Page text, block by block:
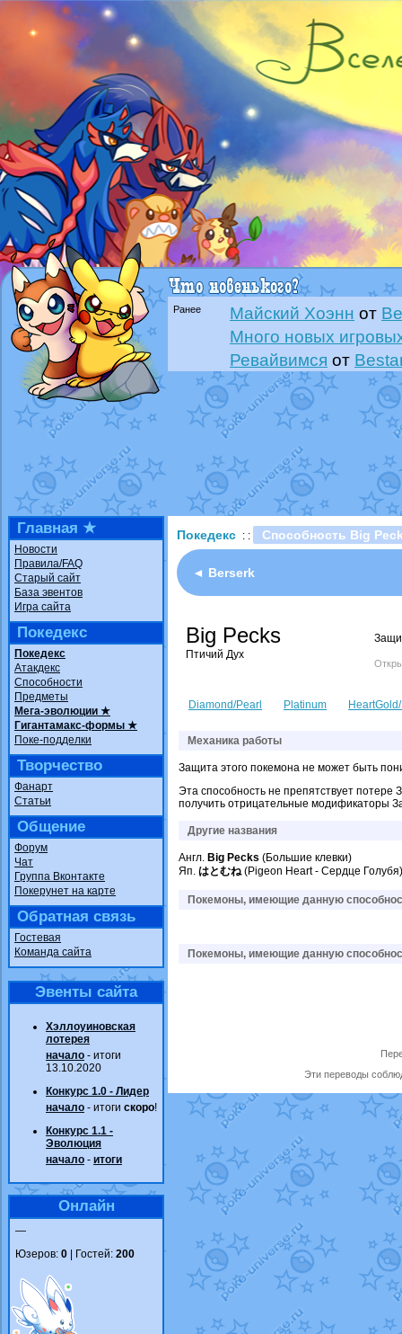
Ранее Майский Хоэнн от
Много новых
Ревайвимся от
Всё, трындец
Технические
доброе утро славяне
Йолда и Мимикью
от
Недовольный
The Dark Wishmaker
шадоу спиритомбот
траббишот
Raging Bolt
Shadow mismagius
Главная ★
Новости
Правила/FAQ
Старый сайт
База эвентов
Игра сайта
Покедекс
Покедекс
Атакдекс
Способности
Предметы
Мега-эволюции ★
Гигантамакс-формы ★
Поке-подделки
Творчество
Фанарт
Статьи
Общение
Форум
Чат
Группа Вконтакте
Покерунет на карте
Обратная связь
Гостевая
Команда сайта
Эвенты сайта
Хэллоуиновская
лотерея
начало - итоги
13.10.2020
Конкурс 1.0 - Лидер
начало - итоги скоро!
Конкурс 1.1 -
Эволюция
начало - итоги
Онлайн
—
Юзеров: 0 | Гостей: 200
Покедекс : : Способность Big
◄ Berserk
Big Pecks
Птичий Дух
Diamond/Pearl Platinum
Механика работы
Защита этого покемона не может быть
Эта способность не препятствует
получить отрицательные модификаторы
Другие названия
Англ. Big Pecks (Большие клевки)
Яп. はとむね(Pigeon Heart - Сердце Голубя)
Покемоны, имеющие данную
Покемоны, имеющие данную
Эти переводы